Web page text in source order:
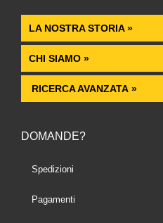
LA NOSTRA STORIA »
CHI SIAMO »
RICERCA AVANZATA »
DOMANDE?
Spedizioni
Pagamenti